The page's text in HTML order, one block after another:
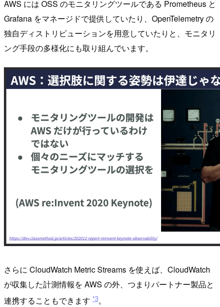
AWS には OSS のモニタリングツールである Prometheus と
Grafana をマネージドで提供していたり、OpenTelemetry の
独自ディストリビューションを用意していたりと、モニタリ
ング手段の多様化にも取り組んでいます。
さらに CloudWatch Metric Streams を使えば、CloudWatch
が収集した計測情報を AWS の外、つまりパートナー製品と
連携することもできます *3。